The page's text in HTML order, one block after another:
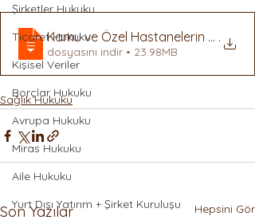
Şirketler Hukuku
Ticaret Hukuku
Kişisel Veriler
Borçlar Hukuku
Avrupa Hukuku
Miras Hukuku
Aile Hukuku
Yurt Dışı Yatırım + Şirket Kuruluşu
Kamu ve Özel Hastanelerin Yoğun
.
dosyasını indir • 23.98MB
Sağlık Hukuku
Son Yazılar Hepsini Gör